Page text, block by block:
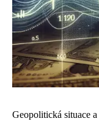
Geopolitická situace a